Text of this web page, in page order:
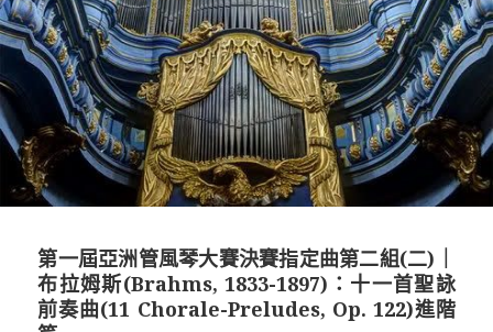
第一屆亞洲管風琴大賽決賽指定曲第二組(二)｜
布拉姆斯(Brahms, 1833-1897)：十一首聖詠
前奏曲(11 Chorale-Preludes, Op. 122)進階